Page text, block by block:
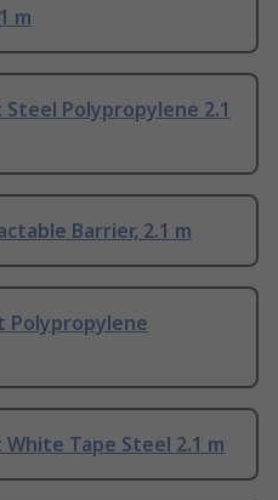
m
Steel Polypropylene 2.1
Barrier, 2.1 m
Polypropylene
White Tape Steel 2.1 m